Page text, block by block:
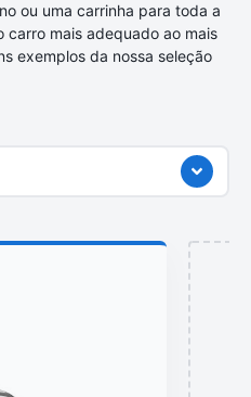
ou uma carrinha para toda a
carro mais adequado ao mais
exemplos da nossa seleção